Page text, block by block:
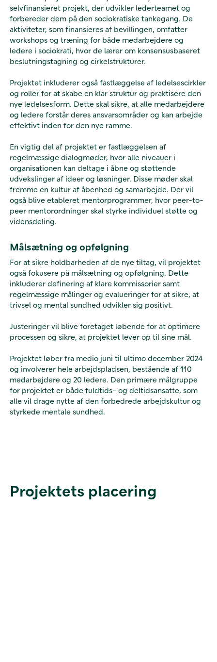
selvfinansieret projekt, der udvikler lederteamet og
forbereder dem på den sociokratiske tankegang. De
aktiviteter, som finansieres af bevillingen, omfatter
workshops og træning for både medarbejdere og
ledere i sociokrati, hvor de lærer om konsensusbaseret
beslutningstagning og cirkelstrukturer.
Projektet inkluderer også fastlæggelse af ledelsescirkler
og roller for at skabe en klar struktur og praktisere den
nye ledelsesform. Dette skal sikre, at alle medarbejdere
og ledere forstår deres ansvarsområder og kan arbejde
effektivt inden for den nye ramme.
En vigtig del af projektet er fastlæggelsen af
regelmæssige dialogmøder, hvor alle niveauer i
organisationen kan deltage i åbne og støttende
udvekslinger af ideer og løsninger. Disse møder skal
fremme en kultur af åbenhed og samarbejde. Der vil
også blive etableret mentorprogrammer, hvor peer-to-
peer mentorordninger skal styrke individuel støtte og
vidensdeling.
Målsætning og opfølgning
For at sikre holdbarheden af de nye tiltag, vil projektet
også fokusere på målsætning og opfølgning. Dette
inkluderer definering af klare kommissorier samt
regelmæssige målinger og evalueringer for at sikre, at
trivsel og mental sundhed udvikler sig positivt.
Justeringer vil blive foretaget løbende for at optimere
processen og sikre, at projektet lever op til sine mål.
Projektet løber fra medio juni til ultimo december 2024
og involverer hele arbejdspladsen, bestående af 110
medarbejdere og 20 ledere. Den primære målgruppe
for projektet er både fuldtids- og deltidsansatte, som
alle vil drage nytte af den forbedrede arbejdskultur og
styrkede mentale sundhed.
Projektets placering